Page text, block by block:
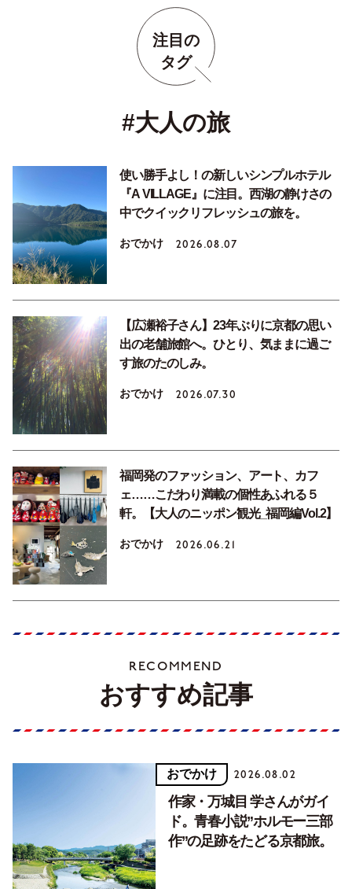
注目の
タグ
#大人の旅
使い勝手よし！の新しいシンプルホテル
『A VILLAGE』に注目。西湖の静けさの
中でクイックリフレッシュの旅を。
おでかけ 2026.08.07
【広瀬裕子さん】23年ぶりに京都の思い
出の老舗旅館へ。ひとり、気ままに過ご
す旅のたのしみ。
おでかけ 2026.07.30
福岡発のファッション、アート、カフ
ェ……こだわり満載の個性あふれる５
軒。【大人のニッポン観光_福岡編Vol.2】
おでかけ 2026.06.21
RECOMMEND
おすすめ記事
おでかけ 2026.08.02
作家・万城目 学さんがガイ
ド。青春小説”ホルモー三部
作”の足跡をたどる京都旅。